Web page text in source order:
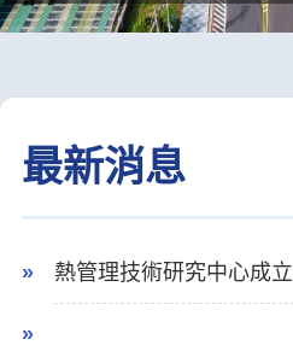
最新消息
熱管理技術研究中心成立